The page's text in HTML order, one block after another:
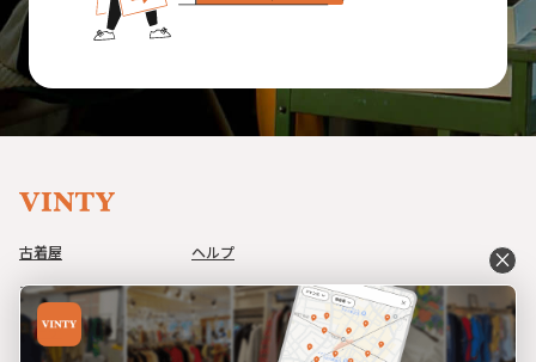
close
古着屋
アイテム
コーデ
ヘルプ
利用規約
プライバシーポリシー